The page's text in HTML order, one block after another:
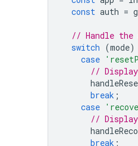
const auth =
// Handle the
switch (mode)
case
// Display
break ;
case
//
break ;